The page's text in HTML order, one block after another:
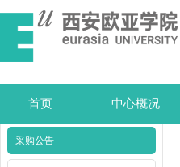
首页 中心概况
采购公告